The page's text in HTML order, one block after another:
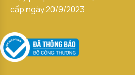
cấp ngày 20/9/2023